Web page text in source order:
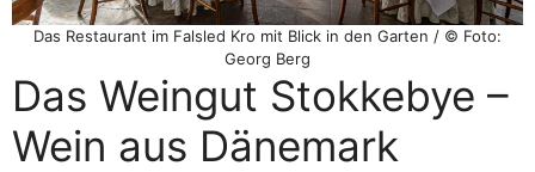
Das Restaurant im Falsled Kro mit Blick in den Garten / © Foto:
Georg Berg
Das Weingut Stokkebye –
Wein aus Dänemark